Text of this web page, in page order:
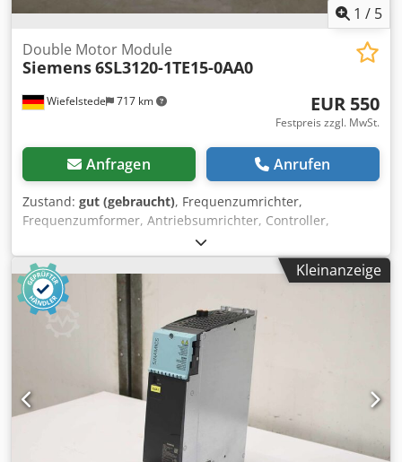
1 / 5
Wiefelstede 717 km
Double Motor Module
Siemens6SL3120-1TE15-0AA0
EUR 550
Festpreis zzgl. MwSt.
Anfragen Anrufen
Zustand: gut (gebraucht), Frequenzumrichter,
Frequenzumformer, Antriebsumrichter, Controller,
Variable Speed Drive, Single Motor Module, Double Motor
Module -Hersteller: Siemens, Sinamics Double Motor
Module -Typ: 6SL3120-1TE15-0AA0 -Eingang: DC 600 V -
Ausgang: 3 AC 400 V 5 A Chodpfjhzh Ehjx Ak Aoa -
Abmessungen: 480/50/H270 mm -Gewicht: 5,0 kg
Kleinanzeige